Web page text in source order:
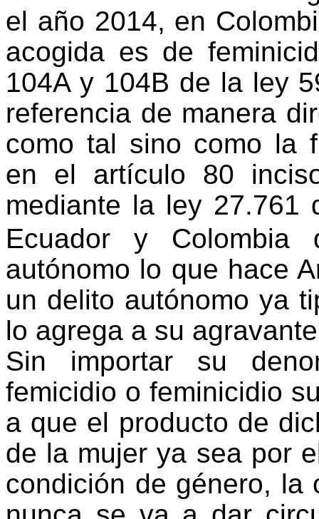
el año 2014, en
acogida es de
104A y 104B de la ley
referencia de manera
como tal sino como la
en el artículo 80
mediante la ley 27.761
Ecuador y
autónomo lo que hace
un delito autónomo ya
lo agrega a su
Sin importar su
femicidio o feminicidio
a que el producto de
de la mujer ya sea por
condición de género, la